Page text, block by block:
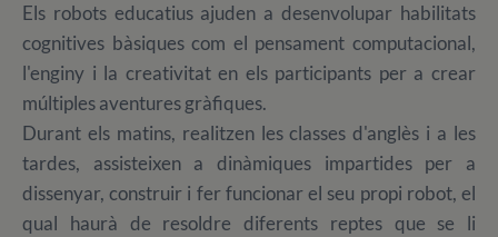
Els robots educatius ajuden a desenvolupar habilitats
cognitives bàsiques com el pensament computacional,
l'enginy i la creativitat en els participants per a crear
múltiples aventures gràfiques.
Durant els matins, realitzen les classes d'anglès i a les
tardes, assisteixen a dinàmiques impartides per a
dissenyar, construir i fer funcionar el seu propi robot, el
qual haurà de resoldre diferents reptes que se li